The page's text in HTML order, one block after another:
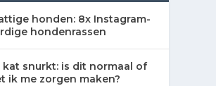
honden: 8x Instagram-
hondenrassen
kat snurkt: is dit normaal of
ik me zorgen maken?